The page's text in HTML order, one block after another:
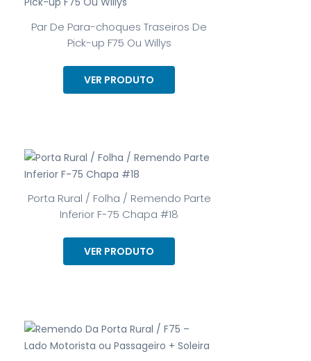
Par De Para-choques Traseiros De
Pick-up F75 Ou Willys
VER PRODUTO
Porta Rural / Folha / Remendo Parte
Inferior F-75 Chapa #18
VER PRODUTO